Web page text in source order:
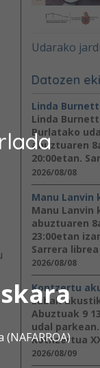
Udarako
Datozen
Linda
Linda
Burlatako
abuztuaren
20:00etan.
2026/08/08
Manu Lanvin
Manu Lanvin
abuztuaren
23:00etan
Sarrera
2026/08/08
Kontzertu
Lubak
Abuztuak 9
udal
Kotnzertua
2026/08/09